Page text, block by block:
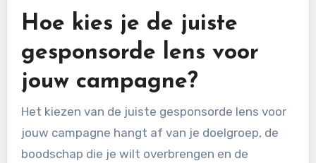
Hoe kies je de juiste
gesponsorde lens voor
jouw campagne?
Het kiezen van de juiste gesponsorde lens voor
jouw campagne hangt af van je doelgroep, de
boodschap die je wilt overbrengen en de